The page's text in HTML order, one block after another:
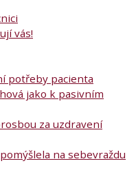
vás!
potřeby pacienta
jako k pasivním
za uzdravení
na sebevraždu